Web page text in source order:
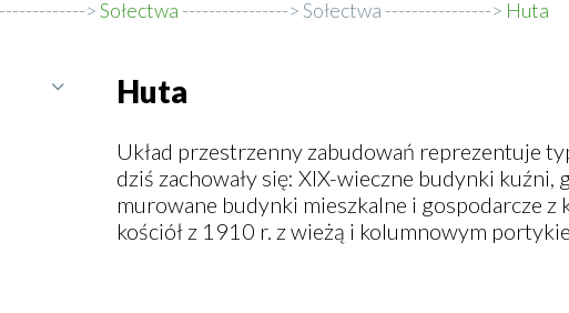
Sołectwa Sołectwa Huta
Huta
Układ przestrzenny zabudowań reprezentuje
dziś zachowały się: XIX-wieczne budynki
murowane budynki mieszkalne i gospodarcze z
kościół z 1910 r. z wieżą i kolumnowym